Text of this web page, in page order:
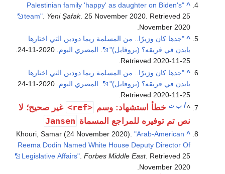
^
"Palestinian family 'happy' as daughter on Biden's
team" Yeni Şafak. 25 November 2020 . Retrieved 25
November 2020
^ "جدها كان وزيرًا.. من المسلمة ريما دودين التي اختارها
بايدن في فريقه؟ (بروفايل)"
المصري اليوم
Retrieved 2020-11-25
^ "جدها كان وزيرًا.. من المسلمة ريما دودين التي اختارها
بايدن في فريقه؟ (بروفايل)"
المصري اليوم
Retrieved 2020-11-25
^أ ب ت خطأ استشهاد: وسم <ref>
غير صحيح؛ لا
نص تم توفيره للمراجع المسماة Jansen
^
Khouri, Samar (24 November 2020)."Arab-American
Reema Dodin Named White House Deputy Director Of
Legislative Affairs".Forbes Middle East. Retrieved25
November 2020
.